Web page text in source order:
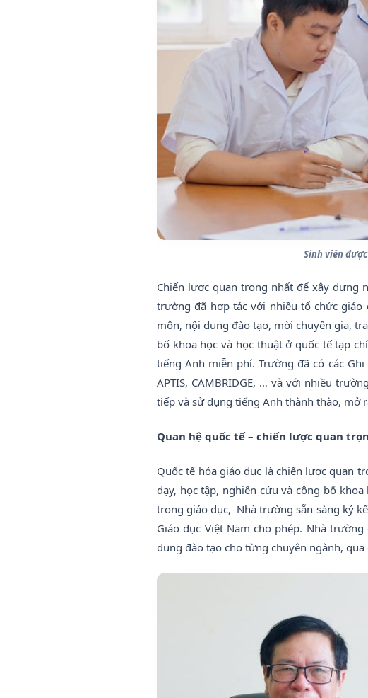
Sinh viên
Chiến lược quan trọng nhất để xây dựng
trường đã hợp tác với nhiều tổ chức
môn, nội dung đào tạo, mời chuyên gia,
bố khoa học và học thuật ở quốc tế tạp
tiếng Anh miễn phí. Trường đã có các
APTIS, CAMBRIDGE, … và với nhiều
tiếp và sử dụng tiếng Anh thành thào, mở
Quan hệ quốc tế – chiến lược quan
Quốc tế hóa giáo dục là chiến lược quan
dạy, học tập, nghiên cứu và công bố
trong giáo dục, Nhà trường sẵn sàng ký
Giáo dục Việt Nam cho phép. Nhà
dung đào tạo cho từng chuyên ngành,